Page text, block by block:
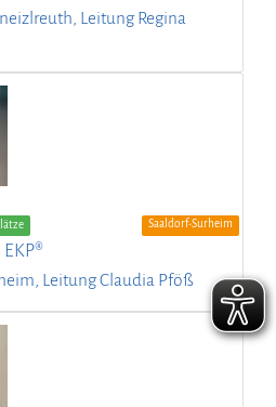
Leitung Regina
Saaldorf-Surheim
Leitung Claudia Pföß